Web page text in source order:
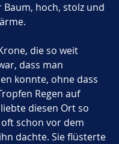
hoch, stolz und
die so weit
dass man
konnte, ohne dass
Regen auf
diesen Ort so
schon vor dem
dachte. Sie flüsterte